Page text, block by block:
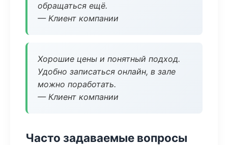
обращаться ещё.
— Клиент компании
Хорошие цены и понятный подход.
Удобно записаться онлайн, в зале
можно поработать.
— Клиент компании
Часто задаваемые вопросы